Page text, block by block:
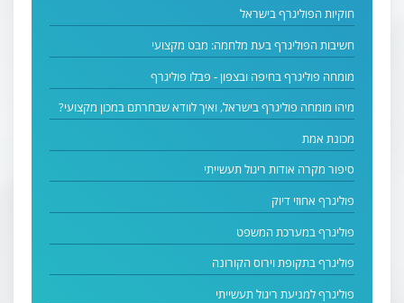
חוקיות הפוליגרף בישראל
חשיבות הפוליגרף בעת מלחמה: מבט מקצועי
מומחה פוליגרף בחיפה ובצפון - פבלו פוליגרף
מיהו מומחה פוליגרף בישראל, ואיך לוודא שבחרתם במכון מקצועי?
מכונת אמת
סיפור מקרה אודות ריגול תעשייתי
פוליגרף אחוזי דיוק
פוליגרף במערכת המשפט
פוליגרף בתקופת וירוס הקורונה
פוליגרף למניעת ריגול תעשייתי